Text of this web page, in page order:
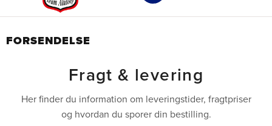
FORSENDELSE
Fragt & levering
Her finder du information om leveringstider, fragtpriser
og hvordan du sporer din bestilling.